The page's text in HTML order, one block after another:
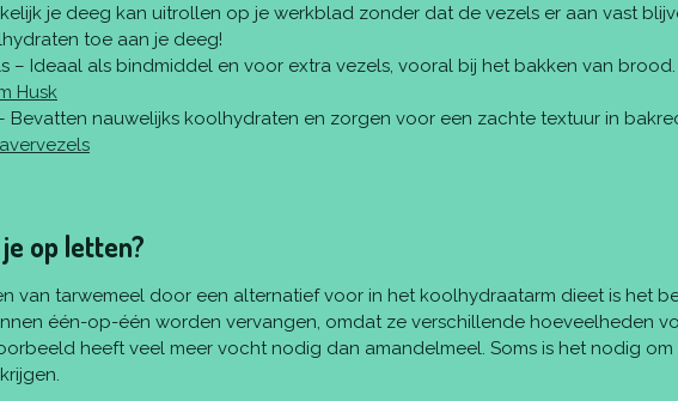
je deeg kan uitrollen op je werkblad zonder dat de vezels er aan vast
toe aan je deeg!
– Ideaal als bindmiddel en voor extra vezels, vooral bij het bakken van
Husk
Bevatten nauwelijks koolhydraten en zorgen voor een zachte textuur in
op letten?
van tarwemeel door een alternatief voor in het koolhydraatarm dieet is het
één-op-één worden vervangen, omdat ze verschillende hoeveelheden
heeft veel meer vocht nodig dan amandelmeel. Soms is het nodig